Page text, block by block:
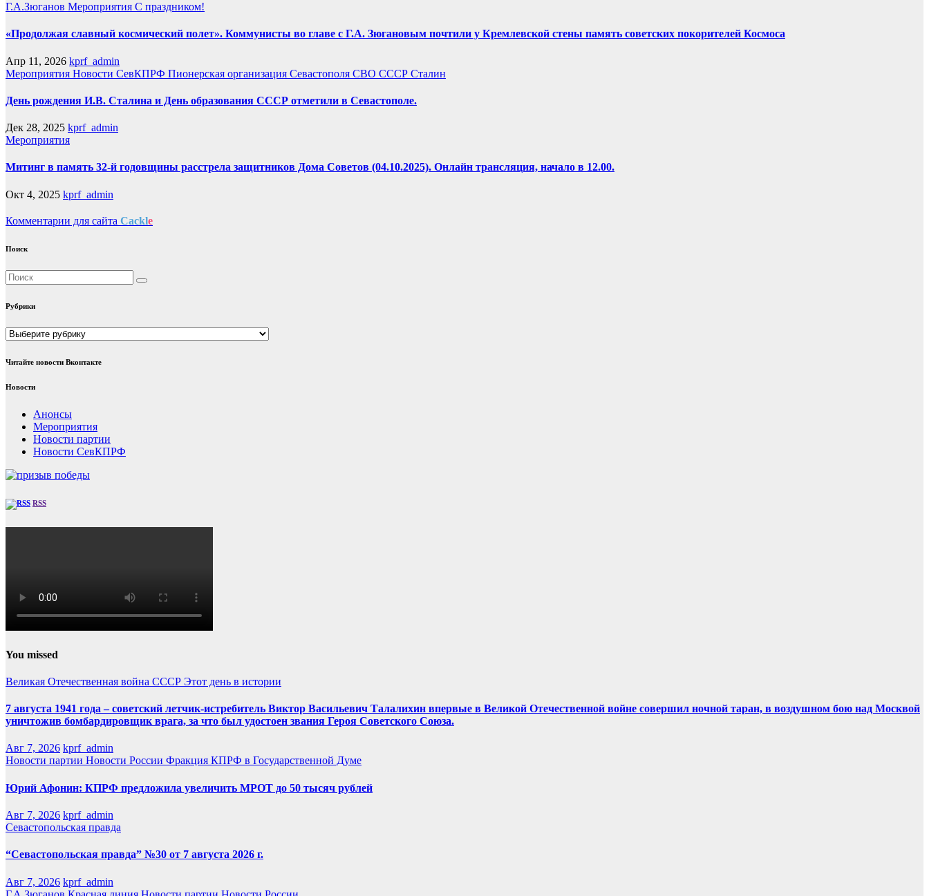
Г.А.Зюганов Мероприятия С праздником!
«Продолжая славный космический полет». Коммунисты во главе с Г.А. Зюгановым почтили у Кремлевской стены память советских покорителей Космоса
Апр 11, 2026 kprf_admin
Мероприятия Новости СевКПРФ Пионерская организация Севастополя СВО СССР Сталин
День рождения И.В. Сталина и День образования СССР отметили в Севастополе.
Дек 28, 2025 kprf_admin
Мероприятия
Митинг в память 32-й годовщины расстрела защитников Дома Советов (04.10.2025). Онлайн трансляция, начало в 12.00.
Окт 4, 2025 kprf_admin
Комментарии для сайта Cackle
Поиск
Рубрики
Рубрики
Читайте новости Вконтакте
Новости
Анонсы
Мероприятия
Новости партии
Новости СевКПРФ
RSS
You missed
Великая Отечественная война СССР Этот день в истории
7 августа 1941 года – советский летчик-истребитель Виктор Васильевич Талалихин впервые в Великой Отечественной войне совершил ночной таран, в воздушном бою над Москвой
уничтожив бомбардировщик врага, за что был удостоен звания Героя Советского Союза.
Авг 7, 2026 kprf_admin
Новости партии Новости России Фракция КПРФ в Государственной Думе
Юрий Афонин: КПРФ предложила увеличить МРОТ до 50 тысяч рублей
Авг 7, 2026 kprf_admin
Севастопольская правда
“Севастопольская правда” №30 от 7 августа 2026 г.
Авг 7, 2026 kprf_admin